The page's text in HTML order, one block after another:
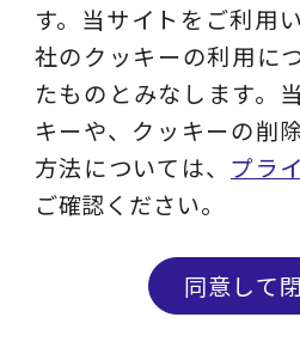
業界：
運送・運輸
サービス：
ROE・ROIC経営管理、投資
グローバル製薬企
働き方改革に向け
す。当サイトをご利用
社のクッキーの利用に
たものとみなします。
キーや、クッキーの削
方法については、 プラ
ご確認ください。
同意して